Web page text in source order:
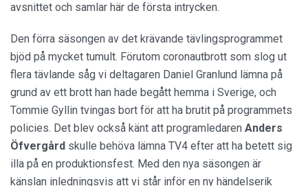
avsnittet och samlar här de första intrycken.
Den förra säsongen av det krävande tävlingsprogrammet
bjöd på mycket tumult. Förutom coronautbrott som slog ut
flera tävlande såg vi deltagaren Daniel Granlund lämna på
grund av ett brott han hade begått hemma i Sverige, och
Tommie Gyllin tvingas bort för att ha brutit på programmets
policies. Det blev också känt att programledaren Anders
Öfvergård skulle behöva lämna TV4 efter att ha betett sig
illa på en produktionsfest. Med den nya säsongen är
känslan inledningsvis att vi står inför en ny händelserik